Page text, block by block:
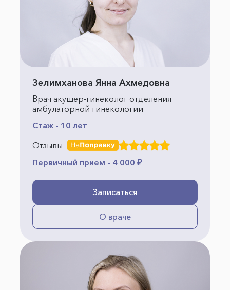
Зелимханова Янна Ахмедовна
Врач акушер-гинеколог отделения
амбулаторной гинекологии
Стаж - 10 лет
Отзывы -
Первичный прием - 4 000 ₽
Записаться
О враче